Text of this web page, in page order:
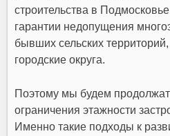
строительства в
гарантии недопущения
бывших сельских
городские округа.
Поэтому мы будем
ограничения этажности
Именно такие подходы к